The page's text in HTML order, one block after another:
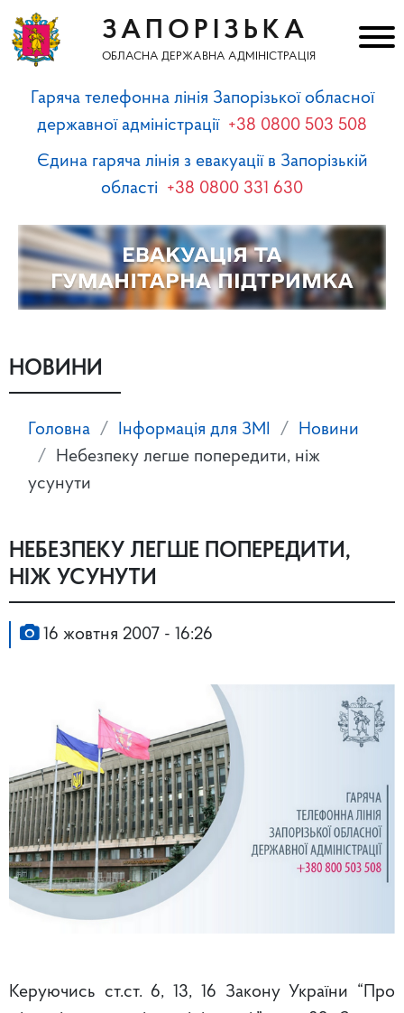
ЗАПОРІЗЬКА
ОБЛАСНА ДЕРЖАВНА АДМІНІСТРАЦІЯ
Гаряча телефонна лінія Запорізької обласної
державної адміністрації +38 0800 503 508
Єдина гаряча лінія з евакуації в Запорізькій
області +38 0800 331 630
НОВИНИ
Головна Інформація для ЗМІ
Новини
Небезпеку легше попередити, ніж
усунути
НЕБЕЗПЕКУ ЛЕГШЕ ПОПЕРЕДИТИ,
НІЖ УСУНУТИ
16 жовтня 2007 - 16:26
Керуючись ст.ст. 6, 13, 16 Закону України “Про